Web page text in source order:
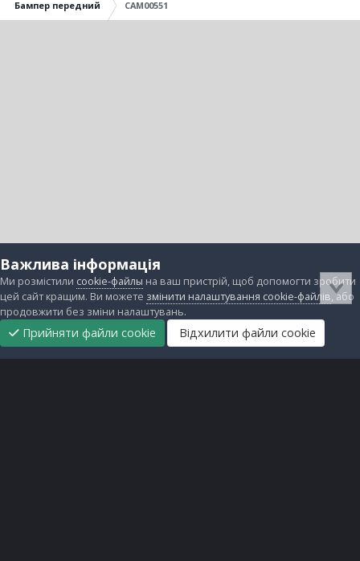
Бампер передний CAM00551
Важлива інформація
Ми розмістили cookie-файлы на ваш пристрій, щоб допомогти зробити
цей сайт кращим. Ви можете змінити налаштування cookie-файлів, або
продовжити без зміни налаштувань.
Прийняти файли cookie Відхилити файли cookie
Головна
Підтримати
нас
Прибрати
рекламу
Завантаження Непрочитані Реєстрація